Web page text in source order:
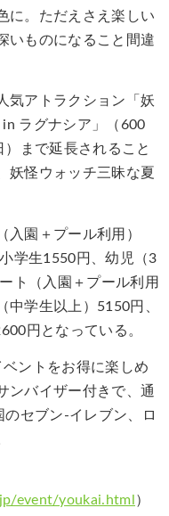
に。ただえさえ楽しい
いものになること間違
気アトラクション「妖
ラグナシア」（600
まで延長されること
妖怪ウォッチ三昧な夏
入園＋プール利用）
学生1550円、幼児（3
ト（入園＋プール利用
中学生以上）5150円、
円となっている。
ントをお得に楽しめ
ンバイザー付きで、通
セブン-イレブン、ロ
event/youkai.html ）